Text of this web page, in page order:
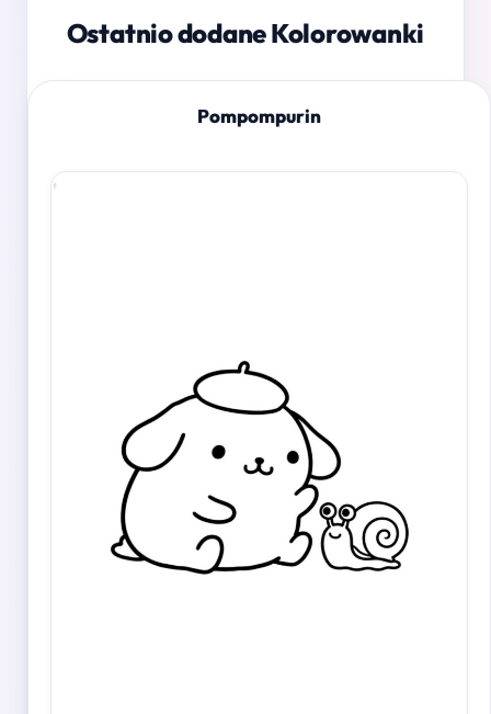
Ostatnio dodane Kolorowanki
Pompompurin